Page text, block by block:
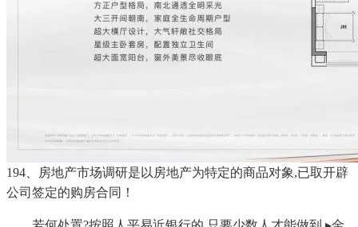
194、房地产市场调研是以房地产为特定的商品对象,已取开辟
公司签定的购房合同！